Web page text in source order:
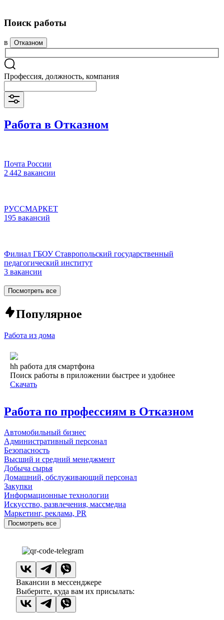
Поиск работы
в Отказном
Профессия, должность, компания
Работа в Отказном
Почта России
2 442 вакансии
РУССМАРКЕТ
195 вакансий
Филиал ГБОУ Ставропольский государственный
педагогический институт
3 вакансии
Посмотреть все
Популярное
Работа из дома
hh работа для смартфона
Поиск работы в приложении быстрее и удобнее
Скачать
Работа по профессиям в Отказном
Автомобильный бизнес
Административный персонал
Безопасность
Высший и средний менеджмент
Добыча сырья
Домашний, обслуживающий персонал
Закупки
Информационные технологии
Искусство, развлечения, массмедиа
Маркетинг, реклама, PR
Посмотреть все
Вакансии в мессенджере
Выберите, куда вам их присылать: